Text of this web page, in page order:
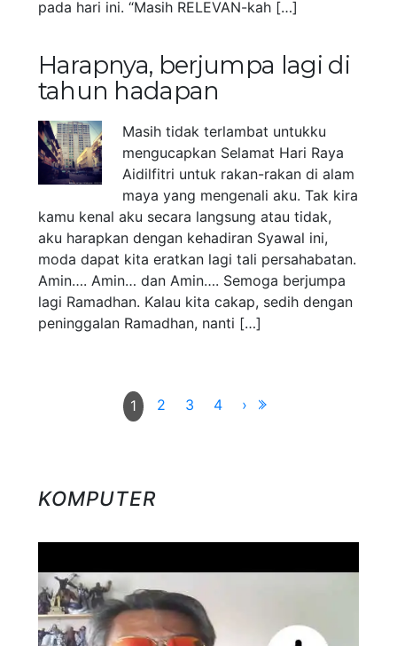
pada hari ini. “Masih RELEVAN-kah […]
Harapnya, berjumpa lagi di
tahun hadapan
Masih tidak terlambat untukku
mengucapkan Selamat Hari Raya
Aidilfitri untuk rakan-rakan di alam
maya yang mengenali aku. Tak kira
kamu kenal aku secara langsung atau tidak,
aku harapkan dengan kehadiran Syawal ini,
moda dapat kita eratkan lagi tali persahabatan.
Amin…. Amin… dan Amin…. Semoga berjumpa
lagi Ramadhan. Kalau kita cakap, sedih dengan
peninggalan Ramadhan, nanti […]
1 2 3 4 ›
KOMPUTER